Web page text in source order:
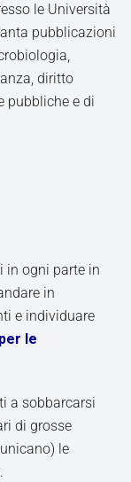
le Università
pubblicazioni
diritto
pubbliche e di
in ogni parte in
in
e individuare
le
a sobbarcarsi
di grosse
le